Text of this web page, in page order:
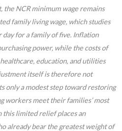
the NCR minimum wage remains
family living wage, which studies
day for a family of five. Inflation
power, while the costs of
education, and utilities
itself is therefore not
only a modest step toward restoring
workers meet their families’ most
this limited relief places an
already bear the greatest weight of